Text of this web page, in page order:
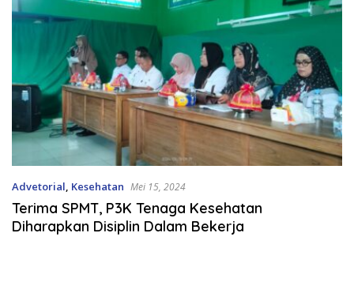
Advetorial, Kesehatan Mei 15, 2024
Terima SPMT, P3K Tenaga Kesehatan
Diharapkan Disiplin Dalam Bekerja